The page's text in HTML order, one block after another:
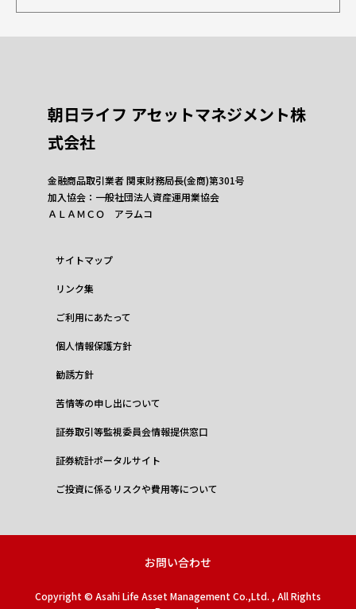
朝日ライフ アセットマネジメント株
式会社
金融商品取引業者 関東財務局長(金商)第301号
加入協会：一般社団法人資産運用業協会
ＡＬＡＭＣＯ アラムコ
サイトマップ
リンク集
ご利用にあたって
個人情報保護方針
勧誘方針
苦情等の申し出について
証券取引等監視委員会情報提供窓口
証券統計ポータルサイト
ご投資に係るリスクや費用等について
Copyright © Asahi Life Asset Management Co.,Ltd. , All Rights
お問い合わせ